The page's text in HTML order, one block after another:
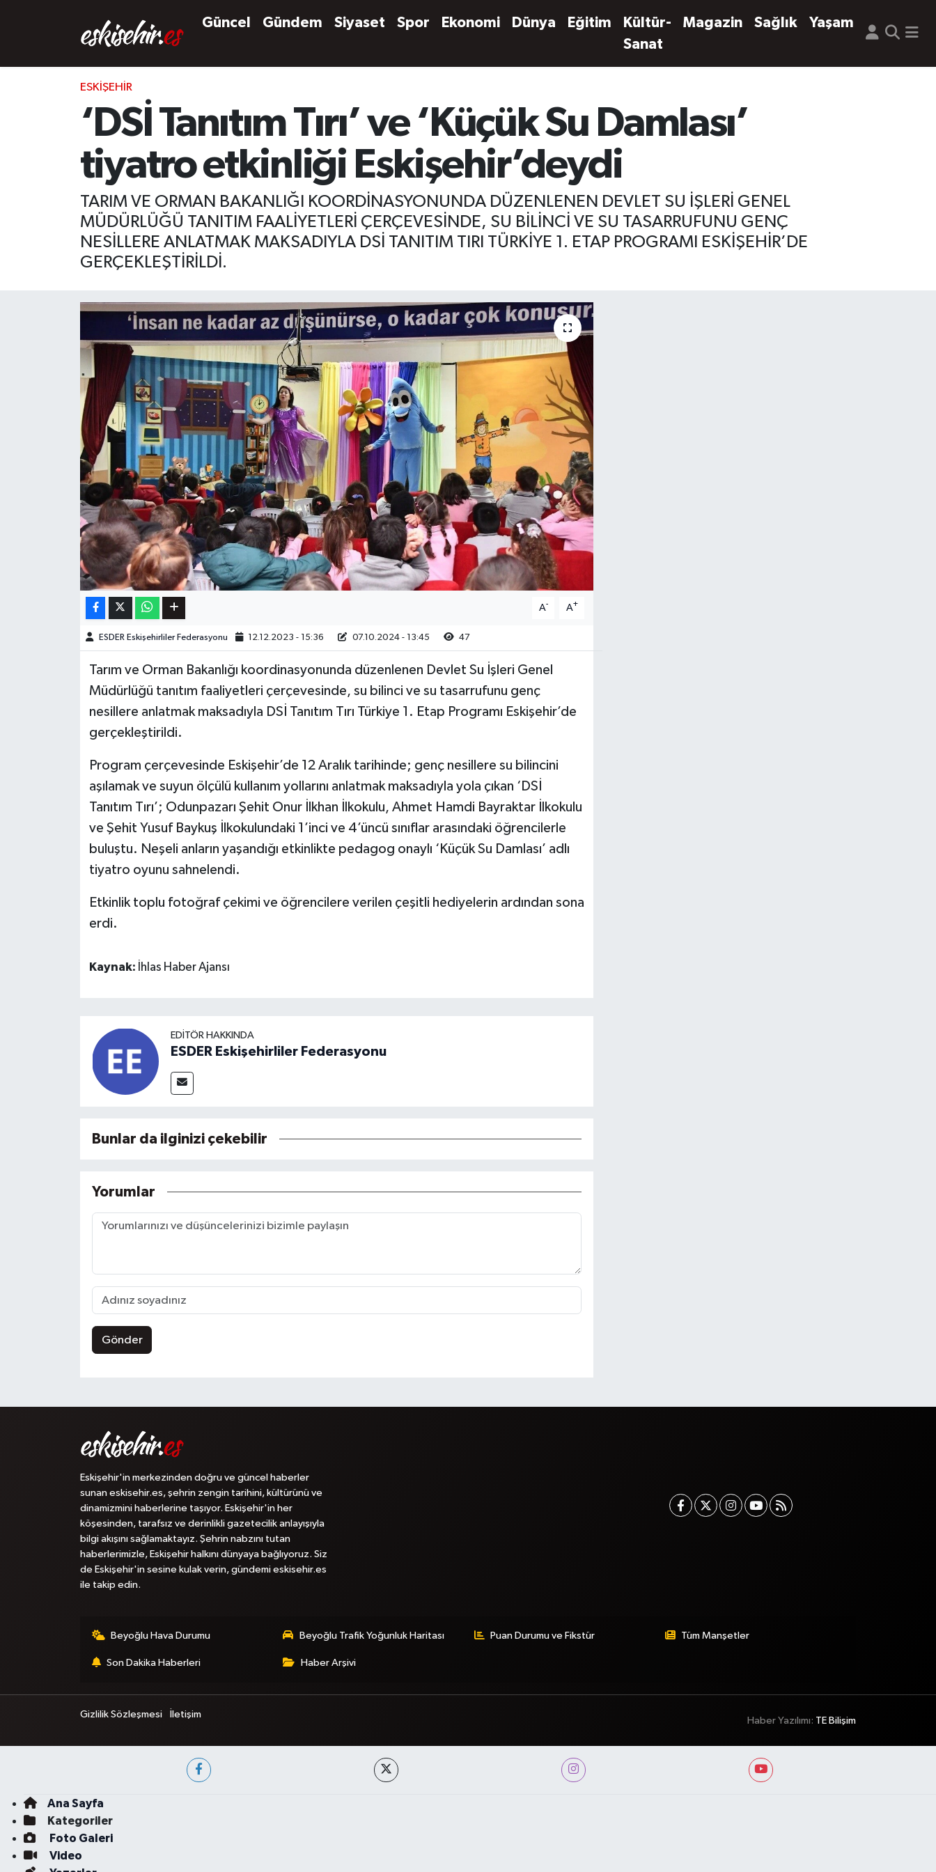
Güncel Gündem Siyaset Spor Ekonomi Dünya Eğitim
Kültür-
Sanat
Magazin Sağlık Yaşam
ESKIŞEHIR
‘DSİ Tanıtım Tırı’ ve ‘Küçük Su Damlası’
tiyatro etkinliği Eskişehir’deydi
TARIM VE ORMAN BAKANLIĞI KOORDİNASYONUNDA DÜZENLENEN DEVLET SU İŞLERİ GENEL
MÜDÜRLÜĞÜ TANITIM FAALİYETLERİ ÇERÇEVESİNDE, SU BİLİNCİ VE SU TASARRUFUNU GENÇ
NESİLLERE ANLATMAK MAKSADIYLA DSİ TANITIM TIRI TÜRKİYE 1. ETAP PROGRAMI ESKİŞEHİR’DE
GERÇEKLEŞTİRİLDİ.
A- A+
ESDER Eskişehirliler Federasyonu 12.12.2023 - 15:36 07.10.2024 - 13:45 47
Tarım ve Orman Bakanlığı koordinasyonunda düzenlenen Devlet Su İşleri Genel
Müdürlüğü tanıtım faaliyetleri çerçevesinde, su bilinci ve su tasarrufunu genç
nesillere anlatmak maksadıyla DSİ Tanıtım Tırı Türkiye 1. Etap Programı Eskişehir’de
gerçekleştirildi.
Program çerçevesinde Eskişehir’de 12 Aralık tarihinde; genç nesillere su bilincini
aşılamak ve suyun ölçülü kullanım yollarını anlatmak maksadıyla yola çıkan ‘DSİ
Tanıtım Tırı’; Odunpazarı Şehit Onur İlkhan İlkokulu, Ahmet Hamdi Bayraktar İlkokulu
ve Şehit Yusuf Baykuş İlkokulundaki 1’inci ve 4’üncü sınıflar arasındaki öğrencilerle
buluştu. Neşeli anların yaşandığı etkinlikte pedagog onaylı ‘Küçük Su Damlası’ adlı
tiyatro oyunu sahnelendi.
Etkinlik toplu fotoğraf çekimi ve öğrencilere verilen çeşitli hediyelerin ardından sona
erdi.
Kaynak: İhlas Haber Ajansı
EDITÖR HAKKINDA
ESDER Eskişehirliler Federasyonu
Bunlar da ilginizi çekebilir
Yorumlar
Gönder
Eskişehir'in merkezinden doğru ve güncel haberler
sunan eskisehir.es, şehrin zengin tarihini, kültürünü ve
dinamizmini haberlerine taşıyor. Eskişehir'in her
köşesinden, tarafsız ve derinlikli gazetecilik anlayışıyla
bilgi akışını sağlamaktayız. Şehrin nabzını tutan
haberlerimizle, Eskişehir halkını dünyaya bağlıyoruz. Siz
de Eskişehir'in sesine kulak verin, gündemi eskisehir.es
ile takip edin.
Beyoğlu Hava Durumu Beyoğlu Trafik Yoğunluk Haritası Puan Durumu ve Fikstür Tüm Manşetler
Son Dakika Haberleri Haber Arşivi
Gizlilik Sözleşmesi İletişim
Haber Yazılımı: TE Bilişim
Ana Sayfa
Kategoriler
Foto Galeri
Video